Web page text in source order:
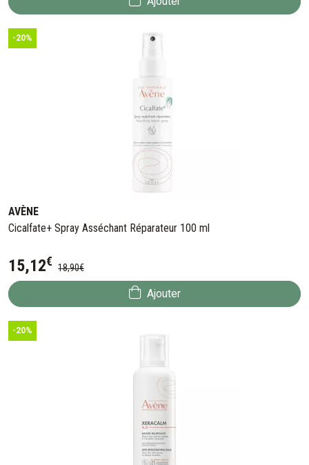
-20%
AVÈNE
Cicalfate+ Spray Asséchant Réparateur 100 ml
15,12€ 18,90€
Ajouter
-20%